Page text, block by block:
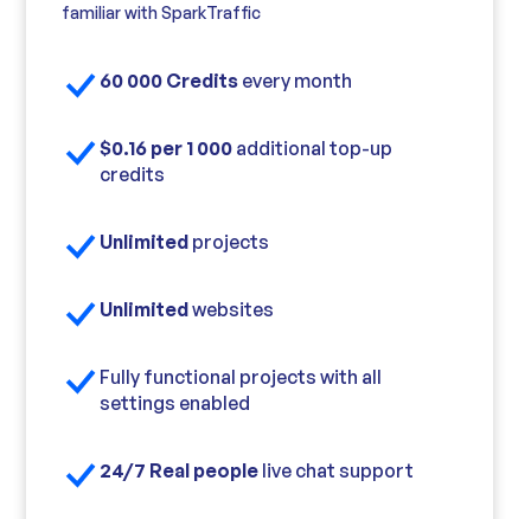
familiar with SparkTraffic
60 000 Credits every month
$0.16 per 1 000 additional top-up
credits
Unlimited projects
Unlimitedwebsites
Fully functional projects with all
settings enabled
24/7 Real people live chat support